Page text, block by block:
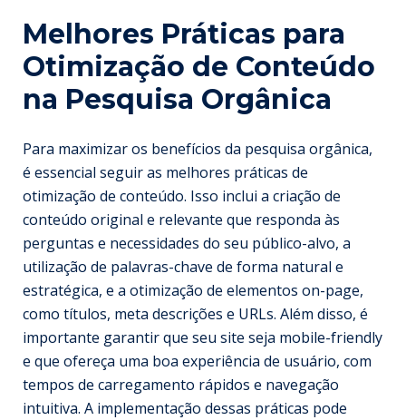
Melhores Práticas para
Otimização de Conteúdo
na Pesquisa Orgânica
Para maximizar os benefícios da pesquisa orgânica,
é essencial seguir as melhores práticas de
otimização de conteúdo. Isso inclui a criação de
conteúdo original e relevante que responda às
perguntas e necessidades do seu público-alvo, a
utilização de palavras-chave de forma natural e
estratégica, e a otimização de elementos on-page,
como títulos, meta descrições e URLs. Além disso, é
importante garantir que seu site seja mobile-friendly
e que ofereça uma boa experiência de usuário, com
tempos de carregamento rápidos e navegação
intuitiva. A implementação dessas práticas pode